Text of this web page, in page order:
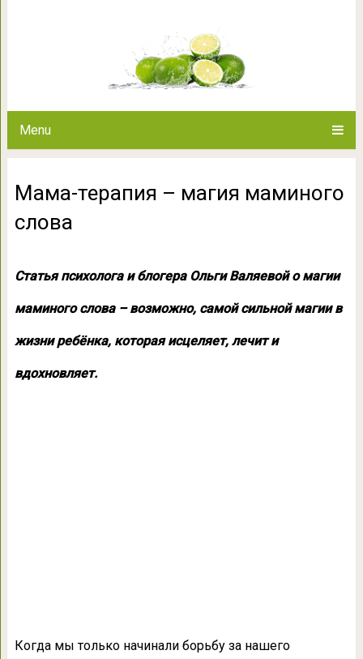
Menu
Мама-терапия – магия маминого
слова
Статья психолога и блогера Ольги Валяевой о магии
маминого слова – возможно, самой сильной магии в
жизни ребёнка, которая исцеляет, лечит и
вдохновляет.
Когда мы только начинали борьбу за нашего